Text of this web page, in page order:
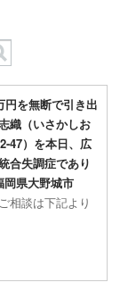
円を無断で引き出
織（いさかしお
47）を本日、広
合失調症であり
岡県大野城市
相談は下記より